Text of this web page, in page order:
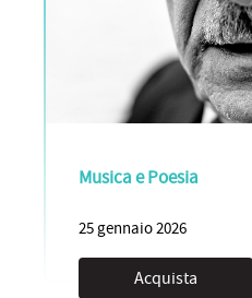
Musica e Poesia
25 gennaio 2026
Acquista